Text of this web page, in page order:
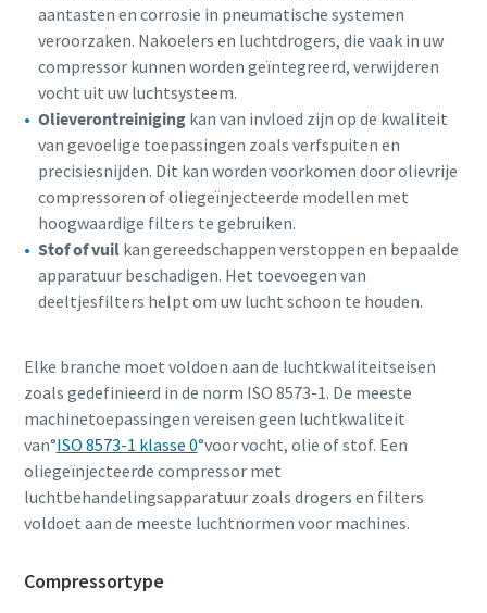
aantasten en corrosie in pneumatische systemen
veroorzaken. Nakoelers en luchtdrogers, die vaak in uw
compressor kunnen worden geïntegreerd, verwijderen
vocht uit uw luchtsysteem.
Olieverontreiniging kan van invloed zijn op de kwaliteit
van gevoelige toepassingen zoals verfspuiten en
precisiesnijden. Dit kan worden voorkomen door olievrije
compressoren of oliegeïnjecteerde modellen met
hoogwaardige filters te gebruiken.
Stof of vuil kan gereedschappen verstoppen en bepaalde
apparatuur beschadigen. Het toevoegen van
deeltjesfilters helpt om uw lucht schoon te houden.
Elke branche moet voldoen aan de luchtkwaliteitseisen
zoals gedefinieerd in de norm ISO 8573-1. De meeste
machinetoepassingen vereisen geen luchtkwaliteit
van°ISO 8573-1 klasse 0°voor vocht, olie of stof. Een
oliegeïnjecteerde compressor met
luchtbehandelingsapparatuur zoals drogers en filters
voldoet aan de meeste luchtnormen voor machines.
Compressortype